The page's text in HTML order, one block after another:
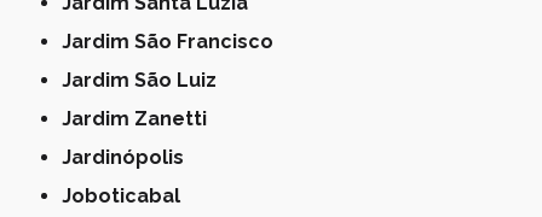
Jardim São Francisco
Jardim São Luiz
Jardim Zanetti
Jardinópolis
Joboticabal